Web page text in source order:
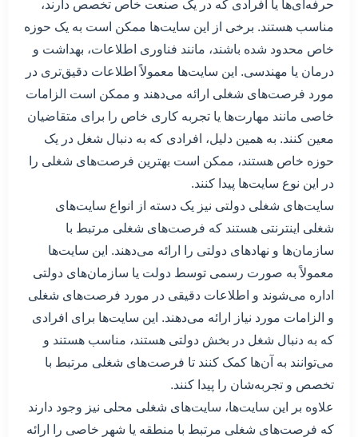
حرفه‌ای‌ها یا افرادی که در یک صنعت خاص تخصص دارند،
مناسب هستند. برخی از این سایت‌ها ممکن است به یک حوزه
خاص محدود شده باشند، مانند فناوری اطلاعات، بهداشت و
درمان یا مهندسی. این سایت‌ها معمولاً اطلاعات دقیق‌تری در
مورد فرصت‌های شغلی ارائه می‌دهند و ممکن است الزامات
خاصی مانند مهارت‌ها یا تجربه کاری خاص را برای متقاضیان
معین کنند. به همین دلیل، افرادی که به دنبال شغل در یک
حوزه خاص هستند، ممکن است بهترین فرصت‌های شغلی را
در این نوع سایت‌ها پیدا کنند.
سایت‌های شغلی دولتی نیز یک دسته از انواع سایت‌های
شغلی اینترنتی هستند که فرصت‌های شغلی مرتبط با
سازمان‌ها و نهادهای دولتی را ارائه می‌دهند. این سایت‌ها
معمولاً به صورت رسمی توسط دولت یا سازمان‌های دولتی
اداره می‌شوند و اطلاعات دقیقی در مورد فرصت‌های شغلی
و الزامات مورد نیاز ارائه می‌دهند. این سایت‌ها برای افرادی
که به دنبال شغل در بخش دولتی هستند، مناسب هستند و
می‌توانند به آن‌ها کمک کنند تا فرصت‌های شغلی مرتبط با
تخصص و تجربه‌شان را پیدا کنند.
علاوه بر این سایت‌ها، سایت‌های شغلی محلی نیز وجود دارند
که فرصت‌های شغلی مرتبط با منطقه یا شهر خاصی را ارائه